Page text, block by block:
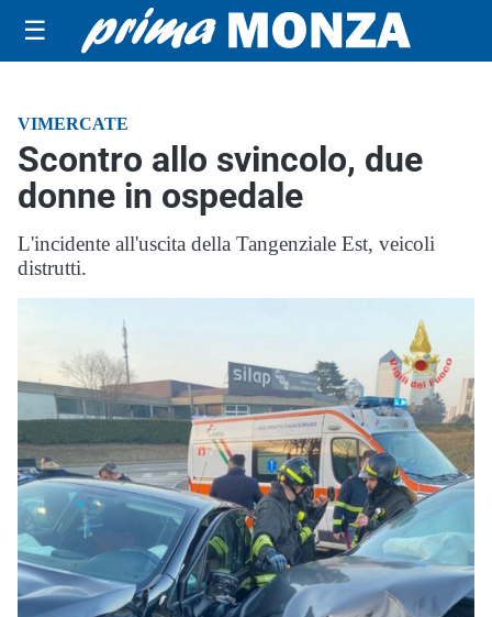
☰
VIMERCATE
Scontro allo svincolo, due
donne in ospedale
L'incidente all'uscita della Tangenziale Est, veicoli
distrutti.